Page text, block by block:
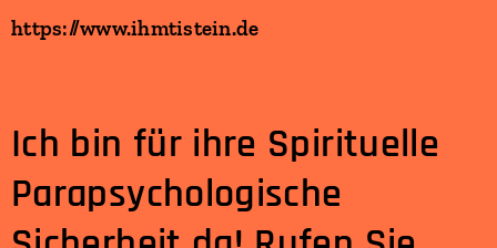
https://www.ihmtistein.de
Ich bin für ihre Spirituelle
Parapsychologische